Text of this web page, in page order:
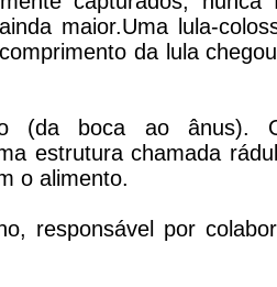
maior.Uma lula-
da lula
(da boca ao ânus).
estrutura chamada
o alimento.
responsável por